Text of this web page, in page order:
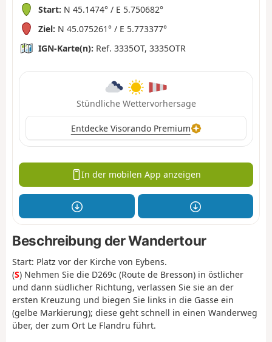
Start: N 45.1474° / E 5.750682°
Ziel: N 45.075261° / E 5.773377°
IGN-Karte(n): Ref. 3335OT, 3335OTR
Stündliche Wettervorhersage
Entdecke Visorando Premium
In der mobilen App anzeigen
Beschreibung der Wandertour
Start: Platz vor der Kirche von Eybens.
(S) Nehmen Sie die D269c (Route de Bresson) in östlicher
und dann südlicher Richtung, verlassen Sie sie an der
ersten Kreuzung und biegen Sie links in die Gasse ein
(gelbe Markierung); diese geht schnell in einen Wanderweg
über, der zum Ort Le Flandru führt.